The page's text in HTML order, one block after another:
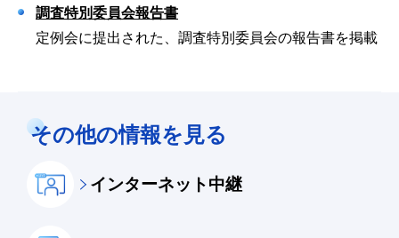
調査特別委員会報告書
定例会に提出された、調査特別委員会の報告書を掲載
その他の情報を見る
インターネット中継